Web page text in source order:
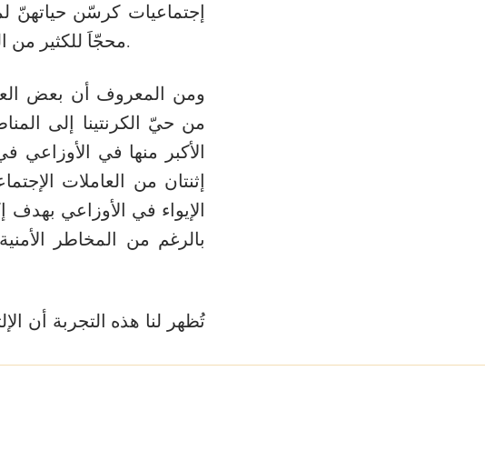
إجتماعيات كرسّن حياتهنّ
محجّاَ للكثير من المتدربّين في مجال الخدمة الإجتماعية والتمريض في تلك الأيام.
ومن المعروف أن بعض
من حيّ الكرنتينا إلى
الأكبر منها في
إثنتان من العاملات
الإيواء في الأوزاعي
بالرغم من المخاطر
تُظهر لنا هذه التجربة أن